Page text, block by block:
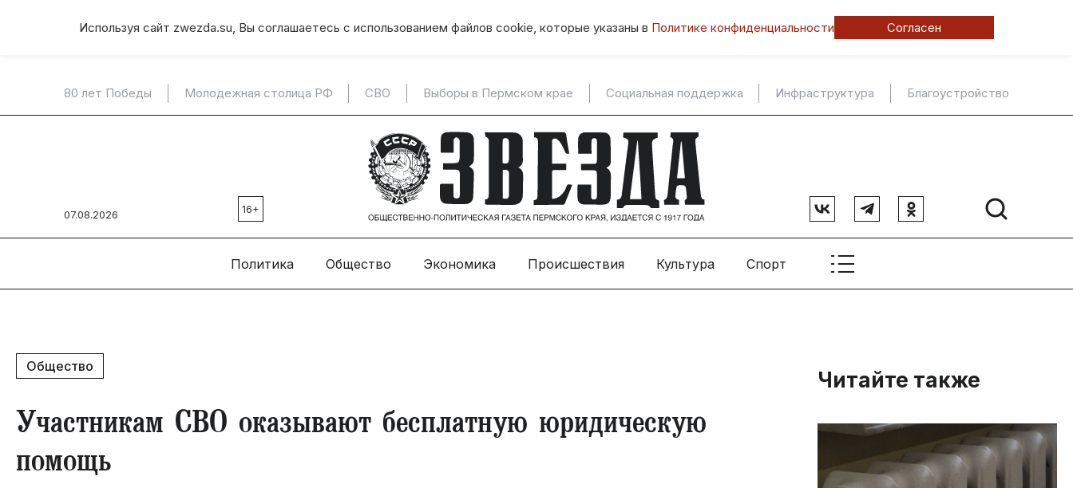
Используя сайт zwezda.su, Вы соглашаетесь с использованием файлов cookie, которые указаны в Политике конфиденциальности Согласен
80 лет Победы Молодежная столица РФ СВО Выборы в Пермском крае Социальная поддержка Инфраструктура Благоустройство
07.08.2026 16+
Политика Общество Экономика Происшествия Культура Спорт
Общество
Участникам СВО оказывают бесплатную юридическую
помощь
Читайте также